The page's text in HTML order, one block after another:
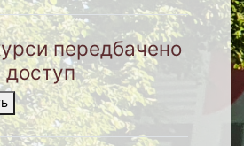
передбачено
доступ